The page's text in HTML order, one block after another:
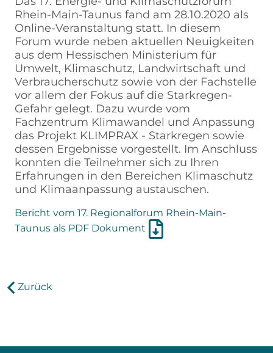
Rhein-Main-Taunus fand am 28.10.2020 als
Online-Veranstaltung statt. In diesem
Forum wurde neben aktuellen Neuigkeiten
aus dem Hessischen Ministerium für
Umwelt, Klimaschutz, Landwirtschaft und
Verbraucherschutz sowie von der Fachstelle
vor allem der Fokus auf die Starkregen-
Gefahr gelegt. Dazu wurde vom
Fachzentrum Klimawandel und Anpassung
das Projekt KLIMPRAX - Starkregen sowie
dessen Ergebnisse vorgestellt. Im Anschluss
konnten die Teilnehmer sich zu Ihren
Erfahrungen in den Bereichen Klimaschutz
und Klimaanpassung austauschen.
Bericht vom 17. Regionalforum Rhein-Main-
Taunus als PDF Dokument
Zurück